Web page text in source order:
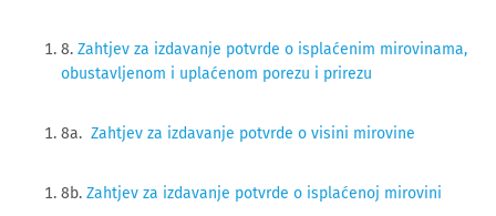
8. Zahtjev za izdavanje potvrde o isplaćenim mirovinama,
obustavljenom i uplaćenom porezu i prirezu
8a. Zahtjev za izdavanje potvrde o visini mirovine
8b. Zahtjev za izdavanje potvrde o isplaćenoj mirovini